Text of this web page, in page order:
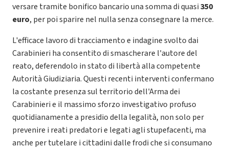
versare tramite bonifico bancario una somma di quasi350
euro, per poi sparire nel nulla senza consegnare la merce.
L'efficace lavoro di tracciamento e indagine svolto dai
Carabinieri ha consentito di smascherare l'autore del
reato, deferendolo in stato di libertà alla competente
Autorità Giudiziaria. Questi recenti interventi confermano
la costante presenza sul territorio dell'Arma dei
Carabinieri e il massimo sforzo investigativo profuso
quotidianamente a presidio della legalità, non solo per
prevenire i reati predatori e legati agli stupefacenti, ma
anche per tutelare i cittadini dalle frodi che si consumano